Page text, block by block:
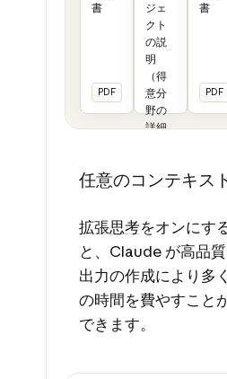
書
PDF
ジェ
クト
の説
明
（得
意分
野の
詳細
～5
書
PDF
任意のコンテキス
拡張思考をオンにす
と、Claude が高品
出力の作成により多く
の時間を費やすこと
できます。